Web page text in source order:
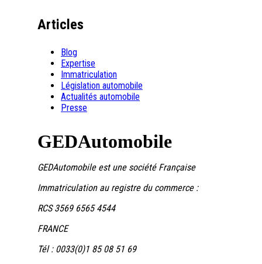
Articles
Blog
Expertise
Immatriculation
Législation automobile
Actualités automobile
Presse
GEDAutomobile
GEDAutomobile est une société Française
Immatriculation au registre du commerce :
RCS 3569 6565 4544
FRANCE
Tél : 0033(0)1 85 08 51 69